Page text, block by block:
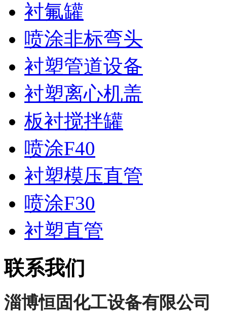
衬氟罐
喷涂非标弯头
衬塑管道设备
衬塑离心机盖
板衬搅拌罐
喷涂F40
衬塑模压直管
喷涂F30
衬塑直管
联系我们
淄博恒固化工设备有限公司